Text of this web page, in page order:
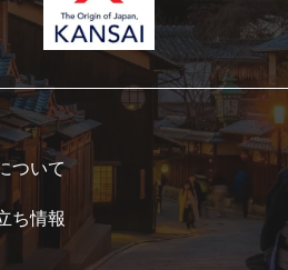
ついて
ち情報